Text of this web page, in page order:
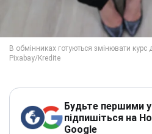
Будьте першими
підпишіться на
Google